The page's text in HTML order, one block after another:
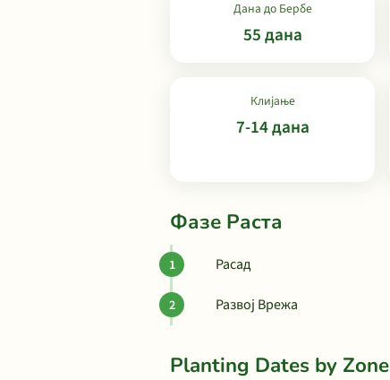
Дана до Бербе
55 дана
Клијање
7-14 дана
Фазе Раста
Расад
Развој Врежа
Planting Dates by Zone